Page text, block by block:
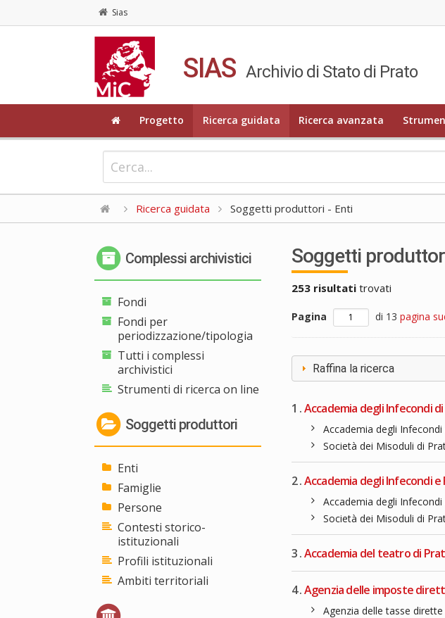
Sias
SIAS Archivio di Stato di Prato
Progetto Ricerca guidata Ricerca avanzata
Ricerca guidata Soggetti produttori - Enti
Complessi archivistici
Fondi
Fondi per
periodizzazione/tipologia
Tutti i complessi
archivistici
Strumenti di ricerca on line
Soggetti produttori
Enti
Famiglie
Persone
Contesti storico-
istituzionali
Profili istituzionali
Ambiti territoriali
Soggetti
253 risultatitrovati
Pagina di 13 pagina
Raffina la ricerca
1 .Accademia degli Infecondi
Accademia degli
Società dei Misoduli di
2 .Accademia degli Infecondi e
Accademia degli
Società dei Misoduli di
3 .Accademia del teatro di
4 .Agenzia delle imposte
Agenzia delle tasse